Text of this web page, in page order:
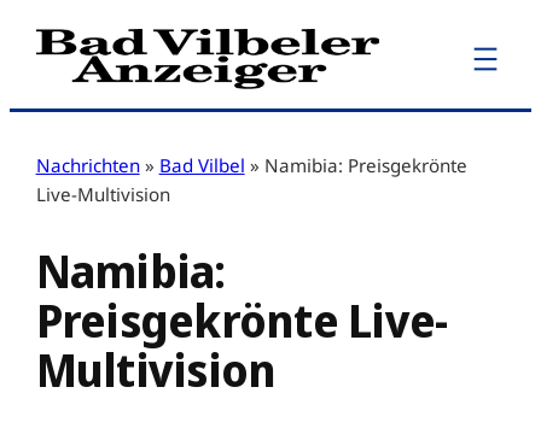
Zum
Inhalt
Nachrichten » Bad Vilbel » Namibia: Preisgekrönte
Live-Multivision
Namibia:
Preisgekrönte Live-
Multivision